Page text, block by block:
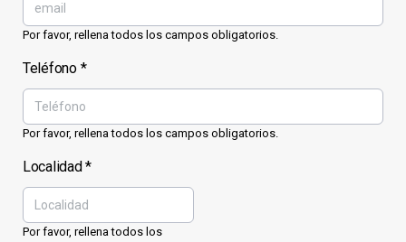
Por favor, rellena todos los campos obligatorios.
Teléfono*
Por favor, rellena todos los campos obligatorios.
Localidad *
Por favor, rellena todos los